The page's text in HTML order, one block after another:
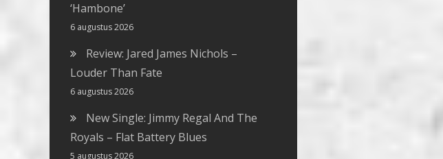
‘Hambone’
6 augustus 2026
Review: Jared James Nichols –
Louder Than Fate
6 augustus 2026
New Single: Jimmy Regal And The
Royals – Flat Battery Blues
5 augustus 2026